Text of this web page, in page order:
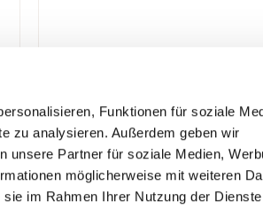
Funktionen für soziale
zu analysieren. Außerdem geben wir
unsere Partner für soziale Medien,
möglicherweise mit weiteren
im Rahmen Ihrer Nutzung der Dienste
Datenschutz
Impressum
Social Media Auftritte